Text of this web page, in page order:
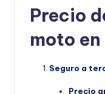
Precio
moto en
Seguro a
Precio